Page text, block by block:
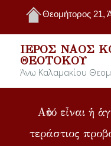
Θεομήτορος 21,
ΙΕΡΌΣ ΝΑΌΣ
ΘΕΟΤΌΚΟΥ
Άνω Καλαμακίου
Αὐτό εἶναι ἡ
τεράστιος